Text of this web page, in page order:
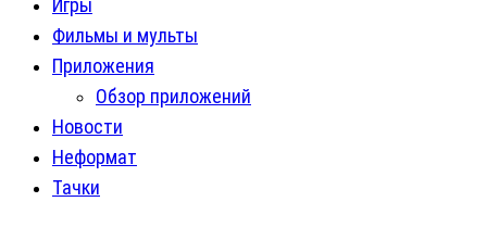
Игры
Фильмы и мульты
Приложения
Обзор приложений
Новости
Неформат
Тачки